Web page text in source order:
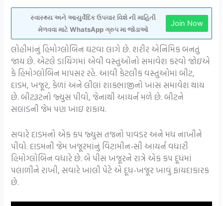
સ્વાસ્થ્ય અને આયુર્વેદિક ઉપચાર વિશે ની માહિતી
મેળવવા માટે WhatsApp ગ્રુપ મા જોડાઓ
Join Now
લોહીમાંનું હિમોગ્લોબિન ઘટવા લાગે છે. શરીર એનિમિક બનતું
જાય છે. એટલે ડાયિંગમાં એવી વસ્તુઓનો સમાવેશ કરવો જોઇએ
કે હિમોગ્લોબિન માપસર રહે. આવી કેટલીક વસ્તુઓમાં બીટ,
દાડમ, ખજૂર, કેળાં અને લીલાં શાકભાજીનો ખાસ સમાવેશ થાય
છે. બીટરૂટનો જ્યુસ પીવો, જેનાથી આયર્ન મળે છે. બીટને
સલાડની જેમ પણ ખાઇ શકાય.
સવારે દાડમનો એક કપ જ્યુસ તજનો પાવડર અને મધ નાખીને
પીવો. દાડમની જેમ ખજૂરમાંનું વિટામીન-સી આયર્ન વધારી
હિમોગ્લોબિન વધારે છે. બે પીસ ખજૂરને રાત્રે એક કપ દૂધમાં
પલાળીને રાખી, સવારે ખાલી પેટે એ દૂધ-ખજૂર ખાવું ફાયદાકારક
છે.